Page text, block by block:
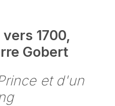
1700,
Gobert
et d'un